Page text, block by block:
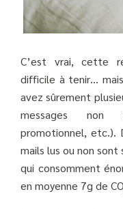
C’est vrai, cette
difficile à tenir…
avez sûrement
messages non
promotionnel, etc.).
mails lus ou non sont
qui consomment
en moyenne 7g de CO